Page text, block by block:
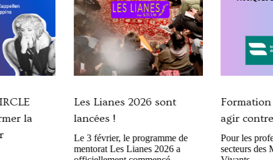
la
Les Lianes 2026 sont
lancées !
Le 3 février, le programme de
mentorat Les Lianes 2026 a
Formation
agir contre
Pour les
secteurs des